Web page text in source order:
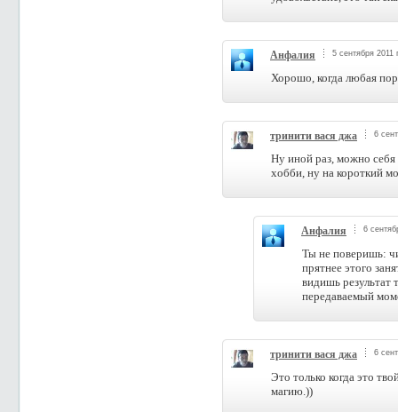
Анфалия 5 сентября 2011
Хорошо, когда любая
тринити вася джа 6
Ну иной раз, можно себя
хобби, ну на короткий
Анфалия 6
Ты не поверишь:
прятнее этого
видишь результат
передаваемый
тринити вася джа 6
Это только когда это
магию.))